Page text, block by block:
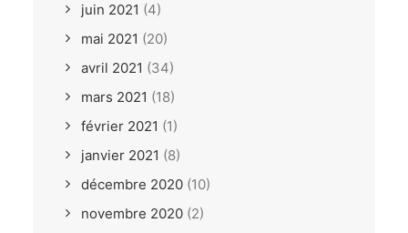
juin 2021 (4)
mai 2021 (20)
avril 2021 (34)
mars 2021 (18)
février 2021 (1)
janvier 2021 (8)
décembre 2020 (10)
novembre 2020 (2)